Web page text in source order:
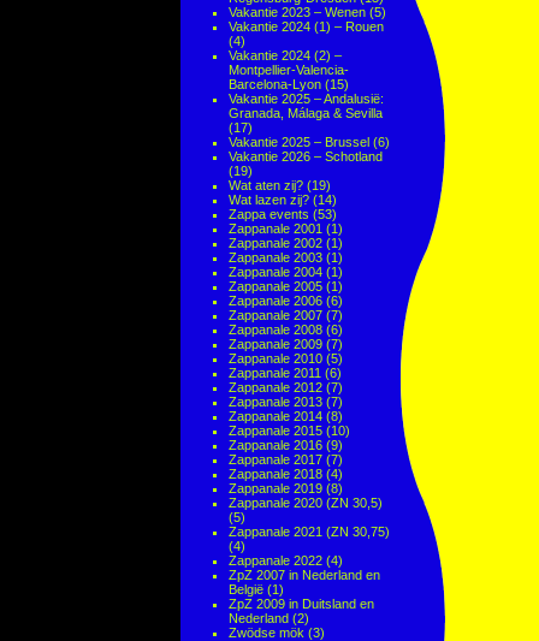
Vakantie 2023 – Wenen (5)
Vakantie 2024 (1) – Rouen
(4)
Vakantie 2024 (2) –
Montpellier-Valencia-
Barcelona-Lyon (15)
Vakantie 2025 – Andalusië:
Granada, Málaga & Sevilla
(17)
Vakantie 2025 – Brussel (6)
Vakantie 2026 – Schotland
(19)
Wat aten zij? (19)
Wat lazen zij? (14)
Zappa events (53)
Zappanale 2001 (1)
Zappanale 2002 (1)
Zappanale 2003 (1)
Zappanale 2004 (1)
Zappanale 2005 (1)
Zappanale 2006 (6)
Zappanale 2007 (7)
Zappanale 2008 (6)
Zappanale 2009 (7)
Zappanale 2010 (5)
Zappanale 2011 (6)
Zappanale 2012 (7)
Zappanale 2013 (7)
Zappanale 2014 (8)
Zappanale 2015 (10)
Zappanale 2016 (9)
Zappanale 2017 (7)
Zappanale 2018 (4)
Zappanale 2019 (8)
Zappanale 2020 (ZN 30,5)
(5)
Zappanale 2021 (ZN 30,75)
(4)
Zappanale 2022 (4)
ZpZ 2007 in Nederland en
België (1)
ZpZ 2009 in Duitsland en
Nederland (2)
Zwödse mök (3)